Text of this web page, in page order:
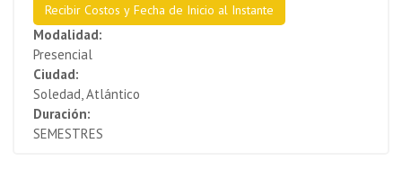
Recibir Costos y Fecha de Inicio al Instante
Modalidad:
Presencial
Ciudad:
Soledad, Atlántico
Duración:
SEMESTRES